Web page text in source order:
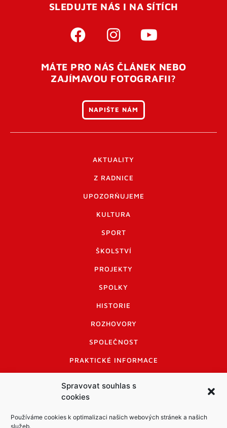
Spravovat souhlas s
cookies
Používáme cookies k optimalizaci našich webových stránek a našich
služeb.
Pro úspěšné dokončení registrace je potřeba
vaší e-mailovouadresu. Po úspěšném odeslání
otevření tohoto odkazu se váš účet ověří a můžete se
přihlásit. Nezapomeňte zkontrolovat složku SPAM ve
SLEDUJTE NÁS I NA SÍTÍCH
MÁTE PRO NÁS ČLÁNEK NEBO
ZAJÍMAVOU FOTOGRAFII?
NAPIŠTE NÁM
AKTUALITY
Z RADNICE
UPOZORŇUJEME
KULTURA
SPORT
ŠKOLSTVÍ
PROJEKTY
SPOLKY
HISTORIE
ROZHOVORY
SPOLEČNOST
PRAKTICKÉ INFORMACE
INFORMACE A KODEX DISKUTUJÍCÍCH
LOGO A LOGO MANUÁL